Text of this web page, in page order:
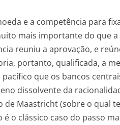
e a competência para
mais importante do que a
reuniu a aprovação, e
portanto, qualificada, a
que os bancos
dissolvente da
Maastricht (sobre o qual
o clássico caso do passo